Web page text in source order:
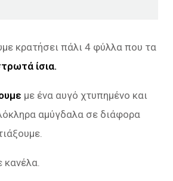
κρατήσει πάλι 4 φύλλα που τα
ίσια.
με ένα αυγό χτυπημένο και
αμύγδαλα σε διάφορα
κανέλα.